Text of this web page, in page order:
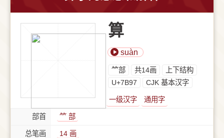
算
suàn
⺮部 共14画
上下结构
U+7B97
CJK 基本汉字
一级汉字 通用字
部首 ⺮ 部
总笔画 14 画